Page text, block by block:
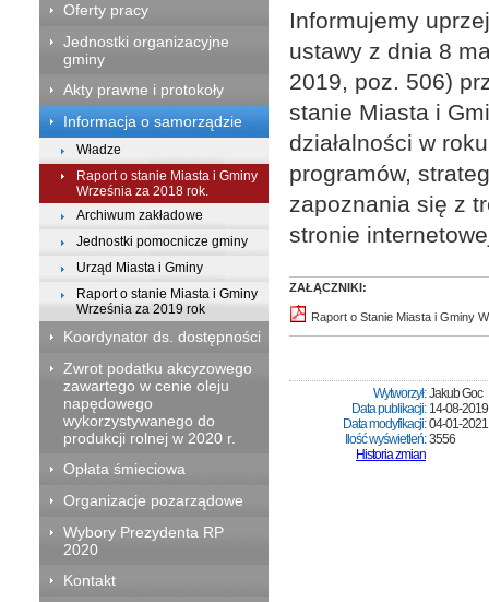
Oferty pracy
Jednostki organizacyjne
gminy
Akty prawne i protokoły
Informacja o samorządzie
Władze
Raport o stanie Miasta i Gminy
Września za 2018 rok.
Archiwum zakładowe
Jednostki pomocnicze gminy
Urząd Miasta i Gminy
Raport o stanie Miasta i Gminy
Września za 2019 rok
Koordynator ds. dostępności
Zwrot podatku akcyzowego
zawartego w cenie oleju
napędowego
wykorzystywanego do
produkcji rolnej w 2020 r.
Opłata śmieciowa
Organizacje pozarządowe
Wybory Prezydenta RP
2020
Kontakt
Informujemy
ustawy z dnia 8
2019, poz. 506)
stanie Miasta i
działalności w
programów,
zapoznania się z
stronie
ZAŁĄCZNIKI:
Raport o Stanie Miasta i Gminy
Wytworzył: Jakub Goc
Data publikacji: 14-08-2019
Data modyfikacji: 04-01-2021
Ilość wyświetleń: 3556
Historia zmian